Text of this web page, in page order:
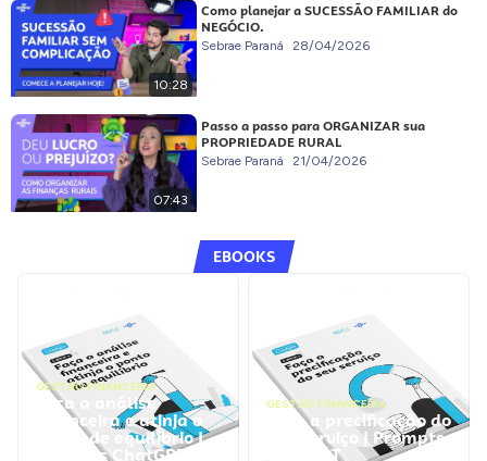
10:28
Como planejar a SUCESSÃO FAMILIAR do
NEGÓCIO.
Sebrae Paraná 28/04/2026
07:43
Passo a passo para ORGANIZAR sua
PROPRIEDADE RURAL
Sebrae Paraná 21/04/2026
EBOOKS
GESTÃO FINANCEIRA
Faça a análise
financeira e atinja o
ponto de equilíbrio |
Prompts ChatGPT
GESTÃO FINANCEIRA
Faça a precificação do
seu serviço | Prompts
ChatGPT